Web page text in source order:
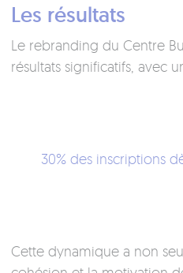
Les résultats
Le rebranding du Centre
résultats significatifs, avec
30% des inscriptions
Cette dynamique a non